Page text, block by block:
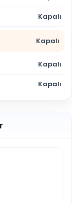
Kapalı
Kapalı
Kapalı
Kapalı